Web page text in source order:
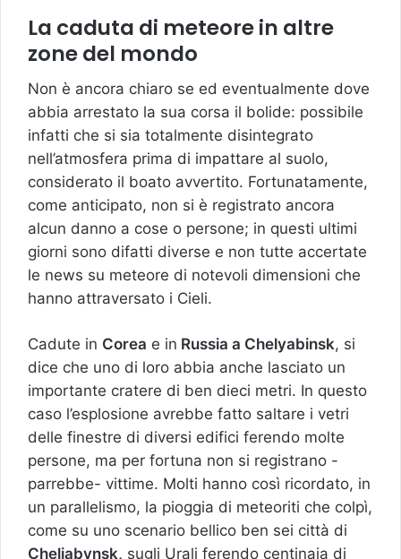
La caduta di meteore in altre
zone del mondo
Non è ancora chiaro se ed eventualmente dove
abbia arrestato la sua corsa il bolide: possibile
infatti che si sia totalmente disintegrato
nell’atmosfera prima di impattare al suolo,
considerato il boato avvertito. Fortunatamente,
come anticipato, non si è registrato ancora
alcun danno a cose o persone; in questi ultimi
giorni sono difatti diverse e non tutte accertate
le news su meteore di notevoli dimensioni che
hanno attraversato i Cieli.
Cadute in Corea e in Russia a Chelyabinsk, si
dice che uno di loro abbia anche lasciato un
importante cratere di ben dieci metri. In questo
caso l’esplosione avrebbe fatto saltare i vetri
delle finestre di diversi edifici ferendo molte
persone, ma per fortuna non si registrano -
parrebbe- vittime. Molti hanno così ricordato, in
un parallelismo, la pioggia di meteoriti che colpì,
come su uno scenario bellico ben sei città di
Cheliabynsk, sugli Urali ferendo centinaia di